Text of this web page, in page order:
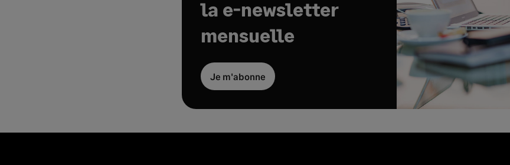
la e-newsletter
mensuelle
Je m'abonne